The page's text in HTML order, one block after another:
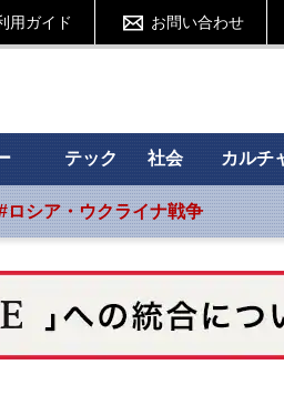
用ガイド お問い合わせ
テック 社会 カルチ
ロシア・ウクライナ戦争